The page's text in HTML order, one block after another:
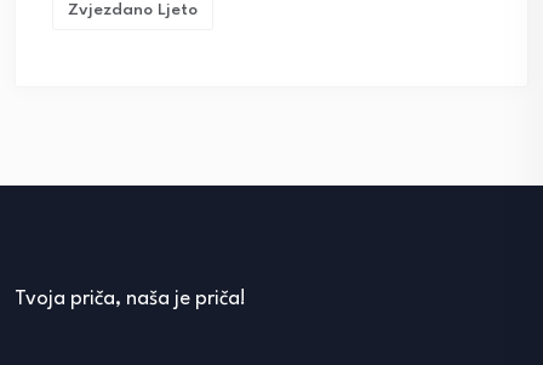
Zvjezdano Ljeto
Tvoja priča, naša je priča!